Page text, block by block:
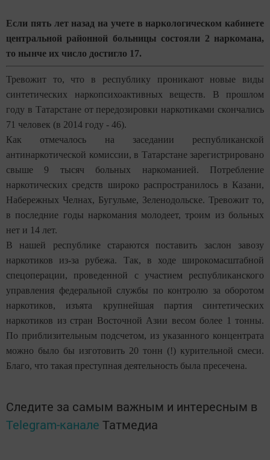
Если пять лет назад на учете в наркологическом кабинете
центральной районной больницы состояли 2 наркомана,
то нынче их число достигло 17.
Тревожит то, что в республику проникают новые виды
синтетических наркопсихоактивных веществ. В прошлом
году в Татарстане от передозировки наркотиками скончались
71 человек (в 2014 году - 46).
Как отмечалось на заседании республиканской
антинаркотической комиссии, в Татарстане зарегистрировано
свыше 9 тысяч больных наркоманией. Потребление
наркотических средств широко распространилось в Казани,
Набережных Челнах, Бугульме, Зеленодольске. Тревожит то,
в последние годы наркомания молодеет, троим из больных
нет и 14 лет.
В нашей республике стараются поставить заслон завозу
наркотиков из-за рубежа. Так, в ходе широкомасштабной
спецоперации, проведенной с участием республиканского
управления федеральной службы по контролю за оборотом
наркотиков, изъята крупнейшая партия синтетических
наркотиков из стран Восточной Азии весом более 1 тонны.
По приблизительным подсчетом, из указанного концентрата
можно было бы изготовить 20 тонн (!) курительной смеси.
Благо, что такая преступная деятельность была пресечена.
Следите за самым важным и интересным в
Telegram-канале Татмедиа